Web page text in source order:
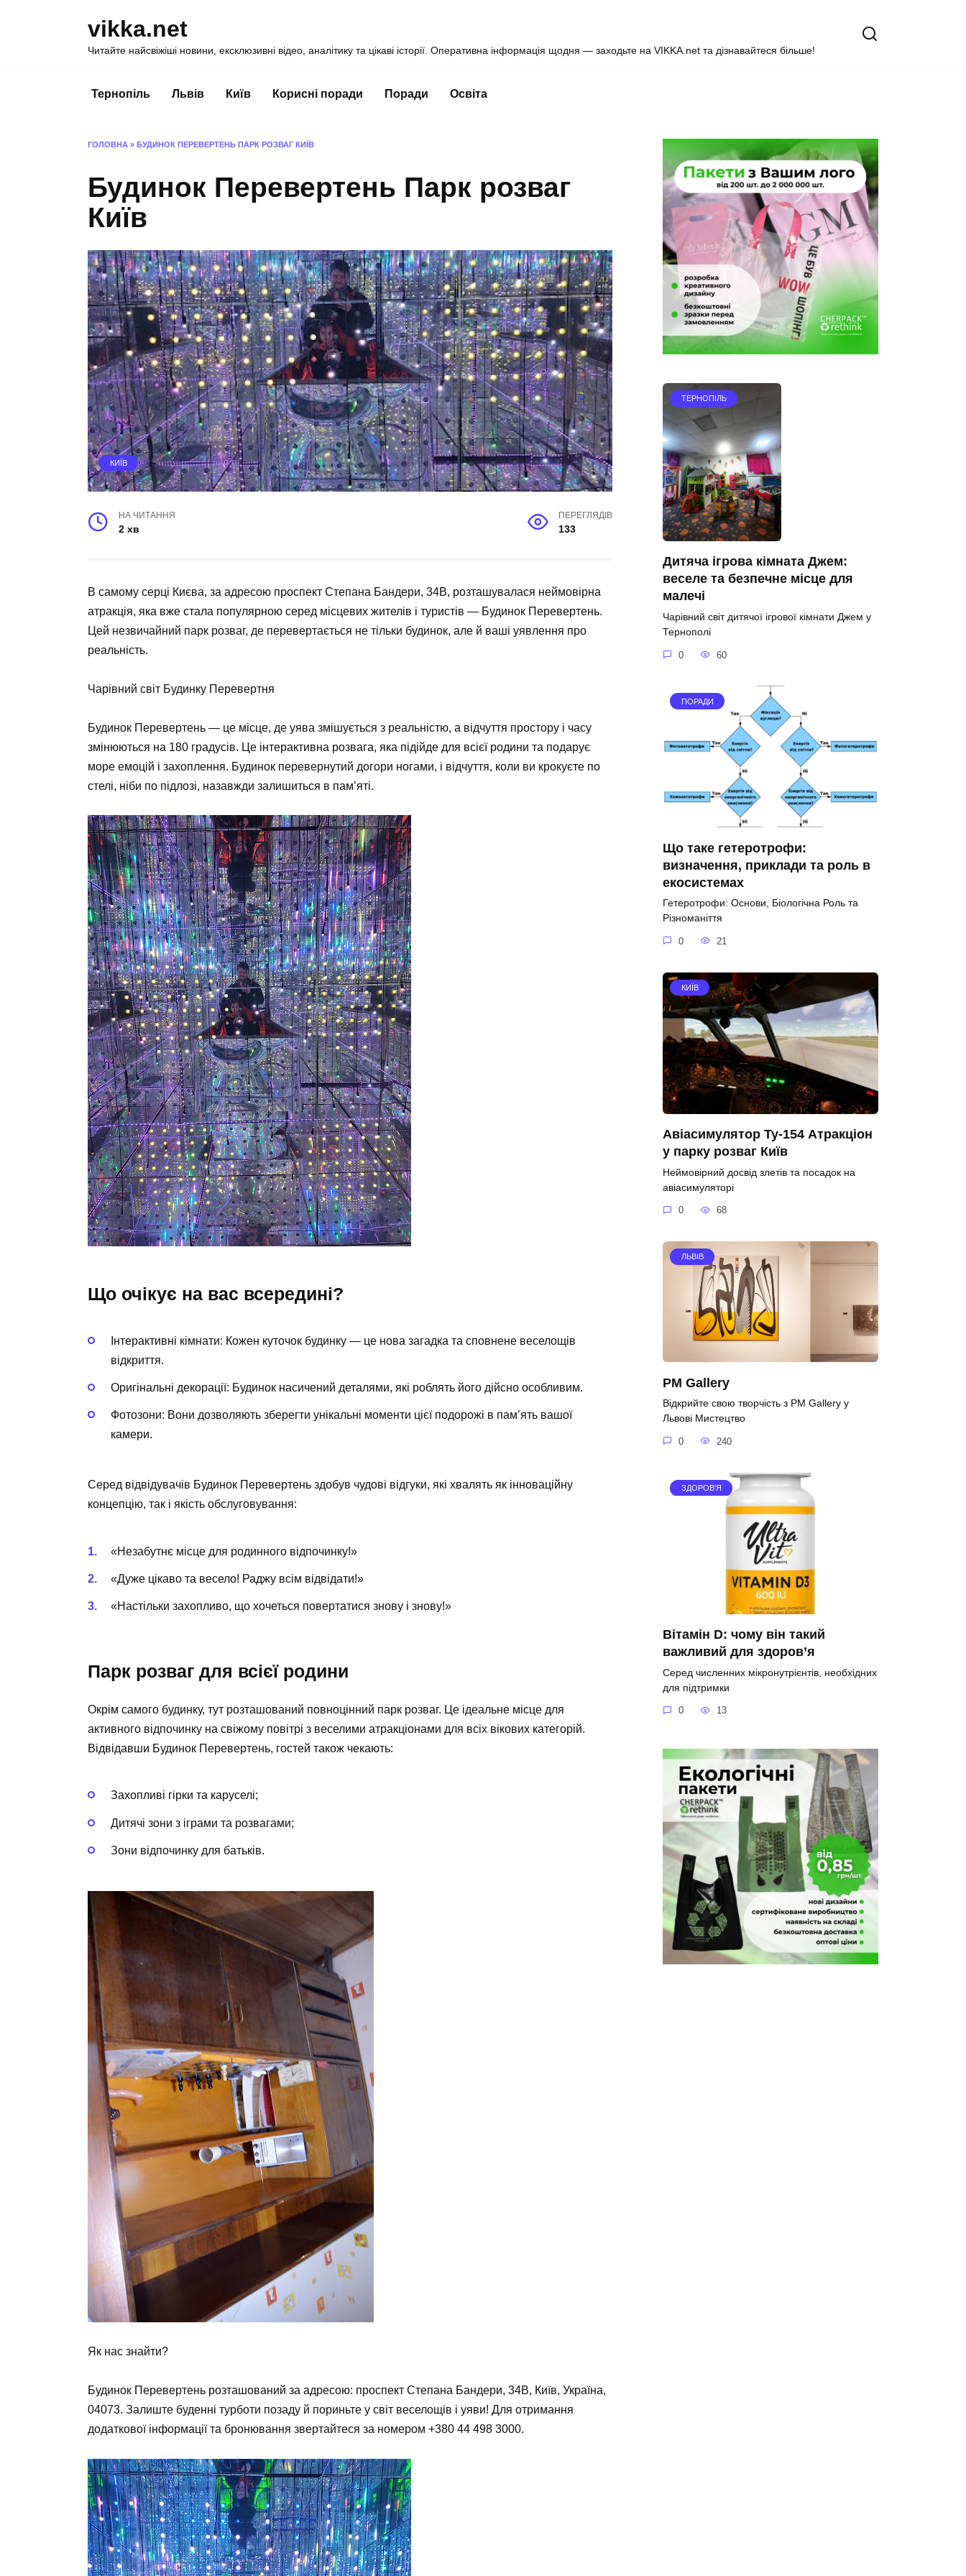
vikka.net
Читайте найсвіжіші новини, ексклюзивні відео, аналітику та цікаві історії. Оперативна інформація щодня — заходьте на VIKKA.net та дізнавайтеся більше!
Тернопіль Львів Київ Корисні поради Поради Освіта
ГОЛОВНА » БУДИНОК ПЕРЕВЕРТЕНЬ ПАРК РОЗВАГ КИЇВ
Будинок Перевертень Парк розваг
Київ
КИЇВ
НА ЧИТАННЯ
2 хв
ПЕРЕГЛЯДІВ
133
В самому серці Києва, за адресою проспект Степана Бандери, 34В, розташувалася неймовірна
атракція, яка вже стала популярною серед місцевих жителів і туристів — Будинок Перевертень.
Цей незвичайний парк розваг, де перевертається не тільки будинок, але й ваші уявлення про
реальність.
Чарівний світ Будинку Перевертня
Будинок Перевертень — це місце, де уява змішується з реальністю, а відчуття простору і часу
змінюються на 180 градусів. Це інтерактивна розвага, яка підійде для всієї родини та подарує
море емоцій і захоплення. Будинок перевернутий догори ногами, і відчуття, коли ви крокуєте по
стелі, ніби по підлозі, назавжди залишиться в памʼяті.
Що очікує на вас всередині?
Інтерактивні кімнати: Кожен куточок будинку — це нова загадка та сповнене веселощів
відкриття.
Оригінальні декорації: Будинок насичений деталями, які роблять його дійсно особливим.
Фотозони: Вони дозволяють зберегти унікальні моменти цієї подорожі в пам’ять вашої
камери.
Серед відвідувачів Будинок Перевертень здобув чудові відгуки, які хвалять як інноваційну
концепцію, так і якість обслуговування:
«Незабутнє місце для родинного відпочинку!»
«Дуже цікаво та весело! Раджу всім відвідати!»
«Настільки захопливо, що хочеться повертатися знову і знову!»
Парк розваг для всієї родини
Окрім самого будинку, тут розташований повноцінний парк розваг. Це ідеальне місце для
активного відпочинку на свіжому повітрі з веселими атракціонами для всіх вікових категорій.
Відвідавши Будинок Перевертень, гостей також чекають:
Захопливі гірки та каруселі;
Дитячі зони з іграми та розвагами;
Зони відпочинку для батьків.
Як нас знайти?
Будинок Перевертень розташований за адресою: проспект Степана Бандери, 34В, Київ, Україна,
04073. Залиште буденні турботи позаду й пориньте у світ веселощів і уяви! Для отримання
додаткової інформації та бронювання звертайтеся за номером +380 44 498 3000.
ТЕРНОПІЛЬ
Дитяча ігрова кімната Джем:
веселе та безпечне місце для
малечі
Чарівний світ дитячої ігрової кімнати Джем у
Тернополі
0 60
ПОРАДИ
Що таке гетеротрофи:
визначення, приклади та роль в
екосистемах
Гетеротрофи: Основи, Біологічна Роль та
Різноманіття
0 21
КИЇВ
Авіасимулятор Ту-154 Атракціон
у парку розваг Київ
Неймовірний досвід злетів та посадок на
авіасимуляторі
0 68
ЛЬВІВ
PM Gallery
Відкрийте свою творчість з PM Gallery у
Львові Мистецтво
0 240
ЗДОРОВ'Я
Вітамін D: чому він такий
важливий для здоров’я
Серед численних мікронутрієнтів, необхідних
для підтримки
0 13